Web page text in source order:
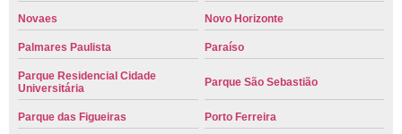
Novaes Novo Horizonte
Palmares Paulista Paraíso
Parque Residencial Cidade
Universitária
Parque São Sebastião
Parque das Figueiras Porto Ferreira